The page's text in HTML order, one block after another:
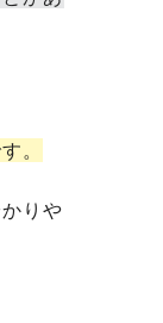
。
りや